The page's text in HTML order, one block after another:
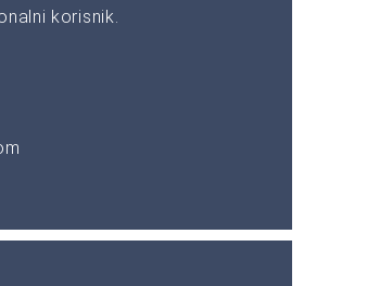
korisnik.